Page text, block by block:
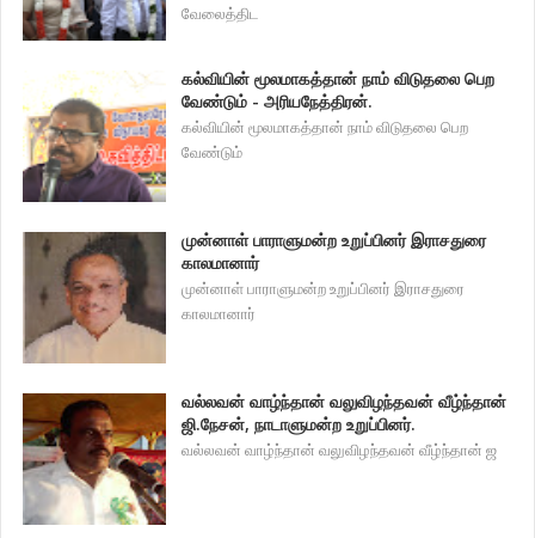
வேலைத்திட
கல்வியின் மூலமாகத்தான் நாம் விடுதலை பெற
வேண்டும் - அரியநேத்திரன்.
கல்வியின் மூலமாகத்தான் நாம் விடுதலை பெற
வேண்டும்
முன்னாள் பாராளுமன்ற உறுப்பினர் இராசதுரை
காலமானார்
முன்னாள் பாராளுமன்ற உறுப்பினர் இராசதுரை
காலமானார்
வல்லவன் வாழ்ந்தான் வலுவிழந்தவன் வீழ்ந்தான்
ஜி.நேசன், நாடாளுமன்ற உறுப்பினர்.
வல்லவன் வாழ்ந்தான் வலுவிழந்தவன் வீழ்ந்தான் ஜ